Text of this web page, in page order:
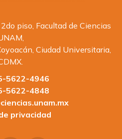
piso, Facultad de Ciencias
Ciudad Universitaria,
5622-4946
5622-4848
privacidad